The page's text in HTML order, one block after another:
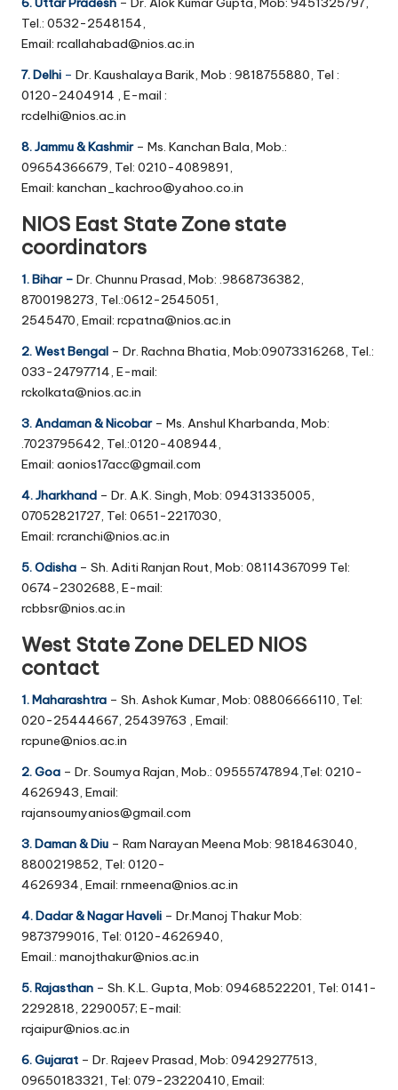
Tel.: 0532-2548154,
Email: rcallahabad@nios.ac.in
7. Delhi – Dr. Kaushalaya Barik, Mob : 9818755880, Tel :
0120-2404914 , E-mail :
rcdelhi@nios.ac.in
8. Jammu & Kashmir – Ms. Kanchan Bala, Mob.:
09654366679, Tel: 0210-4089891,
Email: kanchan_kachroo@yahoo.co.in
NIOS East State Zone state
coordinators
1. Bihar – Dr. Chunnu Prasad, Mob: .9868736382,
8700198273, Tel.:0612-2545051,
2545470, Email: rcpatna@nios.ac.in
2. West Bengal – Dr. Rachna Bhatia, Mob:09073316268, Tel.:
033-24797714, E-mail:
rckolkata@nios.ac.in
3. Andaman & Nicobar– Ms. Anshul Kharbanda, Mob:
.7023795642, Tel.:0120-408944,
Email: aonios17acc@gmail.com
4. Jharkhand – Dr. A.K. Singh, Mob: 09431335005,
07052821727, Tel: 0651-2217030,
Email: rcranchi@nios.ac.in
5. Odisha – Sh. Aditi Ranjan Rout, Mob: 08114367099 Tel:
0674-2302688, E-mail:
rcbbsr@nios.ac.in
West State Zone DELED NIOS
contact
1. Maharashtra – Sh. Ashok Kumar, Mob: 08806666110, Tel:
020-25444667, 25439763 , Email:
rcpune@nios.ac.in
2. Goa – Dr. Soumya Rajan, Mob.: 09555747894,Tel: 0210-
4626943, Email:
rajansoumyanios@gmail.com
3. Daman & Diu – Ram Narayan Meena Mob: 9818463040,
8800219852, Tel: 0120-
4626934, Email: rnmeena@nios.ac.in
4. Dadar & Nagar Haveli – Dr.Manoj Thakur Mob:
9873799016, Tel: 0120-4626940,
Email.: manojthakur@nios.ac.in
5. Rajasthan – Sh. K.L. Gupta, Mob: 09468522201, Tel: 0141-
2292818, 2290057; E-mail:
rcjaipur@nios.ac.in
6. Gujarat – Dr. Rajeev Prasad, Mob: 09429277513,
09650183321, Tel: 079-23220410, Email: